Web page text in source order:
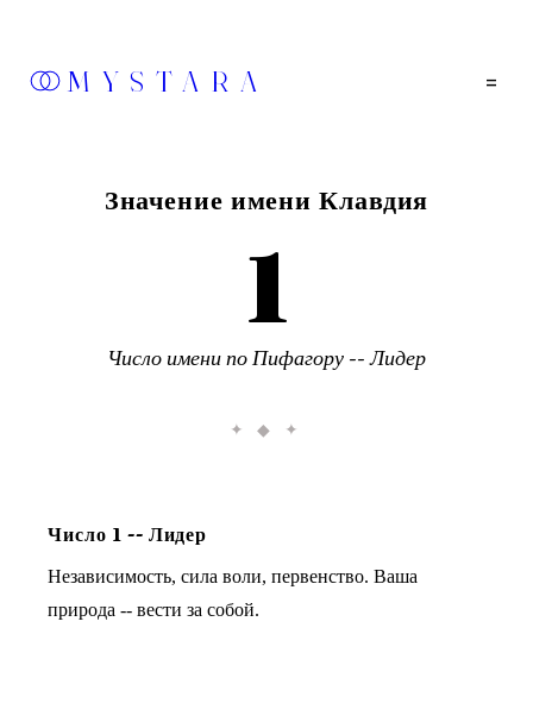
MYSTARA =
Значение имениКлавдия
1
Число имени по Пифагору --Лидер
✦ ◆ ✦
Число 1 -- Лидер
Независимость, сила воли, первенство. Ваша
природа -- вести за собой.